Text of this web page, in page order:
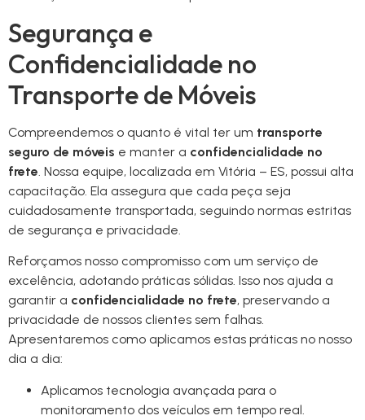
Segurança e
Confidencialidade no
Transporte de Móveis
Compreendemos o quanto é vital ter um transporte
seguro de móveis e manter a confidencialidade no
frete . Nossa equipe, localizada em Vitória – ES, possui alta
capacitação. Ela assegura que cada peça seja
cuidadosamente transportada, seguindo normas estritas
de segurança e privacidade.
Reforçamos nosso compromisso com um serviço de
excelência, adotando práticas sólidas. Isso nos ajuda a
garantir a confidencialidade no frete, preservando a
privacidade de nossos clientes sem falhas.
Apresentaremos como aplicamos estas práticas no nosso
dia a dia:
Aplicamos tecnologia avançada para o
monitoramento dos veículos em tempo real.